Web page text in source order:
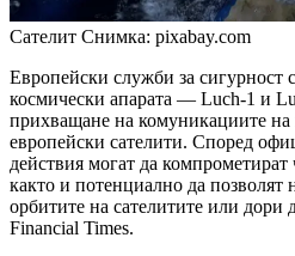
Сателит Снимка: pixabay.com
Европейски служби за сигурност
космически апарата — Luch-1 и
прихващане на комуникациите
европейски сателити. Според
действия могат да
както и потенциално да
орбитите на сателитите или
Financial Times.